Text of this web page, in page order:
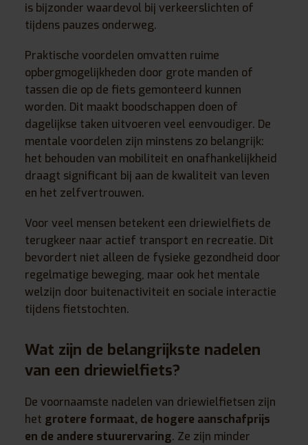
is bijzonder waardevol bij verkeerslichten of
tijdens pauzes onderweg.
Praktische voordelen omvatten ruime
opbergmogelijkheden door grote manden of
tassen die op de fiets gemonteerd kunnen
worden. Dit maakt boodschappen doen of
dagelijkse taken uitvoeren veel eenvoudiger. De
mentale voordelen zijn minstens zo belangrijk:
het behouden van mobiliteit en onafhankelijkheid
draagt significant bij aan de kwaliteit van leven
en het zelfvertrouwen.
Voor veel mensen betekent een driewielfiets de
terugkeer naar actief transport en recreatie. Dit
bevordert niet alleen de fysieke gezondheid door
regelmatige beweging, maar ook het mentale
welzijn door buitenactiviteit en sociale interactie
tijdens fietstochten.
Wat zijn de belangrijkste nadelen
van een driewielfiets?
De voornaamste nadelen van driewielfietsen zijn
het grotere formaat, de hogere aanschafprijs
en de andere stuurervaring. Ze zijn minder